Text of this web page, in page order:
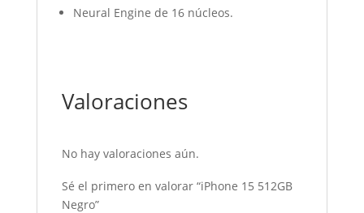
Neural Engine de 16 núcleos.
Valoraciones
No hay valoraciones aún.
Sé el primero en valorar “iPhone 15 512GB
Negro”